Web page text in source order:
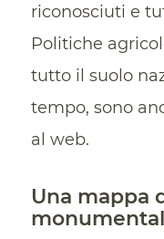
riconosciuti e
Politiche
tutto il suolo
tempo, sono
al web.
Una mappa